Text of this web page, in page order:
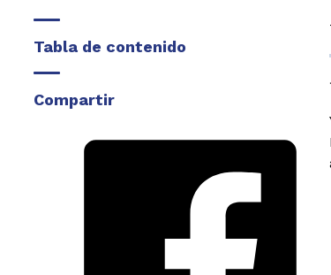
Tabla de contenido
Compartir